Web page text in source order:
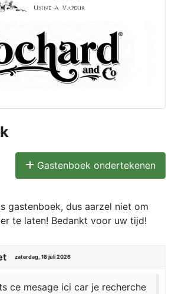
Gastenboek ondertekenen
gastenboek, dus aarzel niet om
te laten! Bedankt voor uw tijd!
zaterdag, 18 juli 2026
ce mesage ici car je recherche